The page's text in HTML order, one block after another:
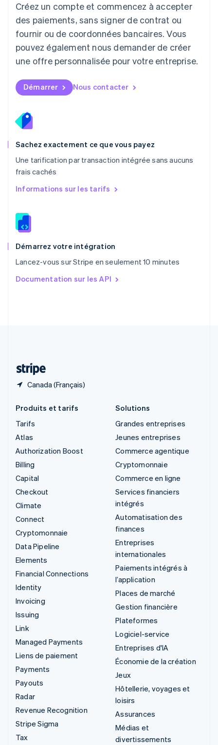
Créez un compte et commencez à accepter
des paiements, sans signer de contrat ou
fournir ou de coordonnées bancaires. Vous
pouvez également nous demander de créer
une offre personnalisée pour votre entreprise.
Démarrer Nous contacter
Sachez exactement ce que vous payez
Une tarification par transaction intégrée sans aucuns
frais cachés
Informations sur les tarifs
Démarrez votre intégration
Lancez-vous sur Stripe en seulement 10 minutes
Documentation sur les API
Canada (Français)
Français DeutschEnglish
Malaisie
English 简体中文
Malte
English
Mexique
EspañolEnglish
English
Nouvelle-Zélande
Pays-Bas
Nederlands
English
PortuguêsEnglish
RAS de Hong Kong, Chine
English
Roumanie
Royaume-Uni
English
English简体中文
English
Produits et tarifs
Tarifs
Atlas
Authorization Boost
Billing
Capital
Checkout
Climate
Connect
Cryptomonnaie
Data Pipeline
Elements
Financial Connections
Identity
Invoicing
Issuing
Link
Managed Payments
Liens de paiement
Payments
Payouts
Radar
Revenue Recognition
Stripe Sigma
Tax
Solutions
Grandes entreprises
Jeunes entreprises
Commerce agentique
Cryptomonnaie
Commerce en ligne
Services financiers
intégrés
Automatisation des
finances
Entreprises
internationales
Paiements intégrés à
l’application
Places de marché
Gestion financière
Plateformes
Logiciel-service
Entreprises d'IA
Économie de la création
Jeux
Hôtellerie, voyages et
loisirs
Assurances
Médias et
divertissements